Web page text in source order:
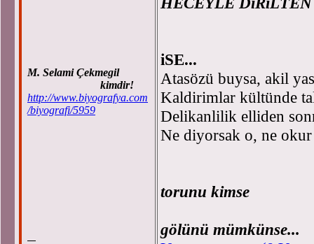
M. Selami Çekmegil
kimdir!
http://www.biyografya.com
/biyografi/5959
iSE...
Atasözü buysa, akil
Kaldirimlar kültünde
Delikanlilik elliden
Ne diyorsak o, ne
torunu
gölünü mümkünse...